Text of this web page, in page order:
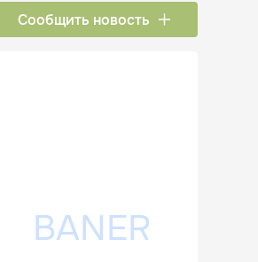
Сообщить новость